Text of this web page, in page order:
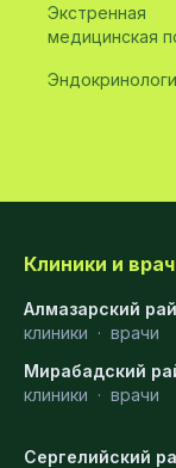
Экстренная
медицинская
Клиники и
Алмазарский
клиники · врачи
Мирабадский
клиники · врачи
Сергелийский